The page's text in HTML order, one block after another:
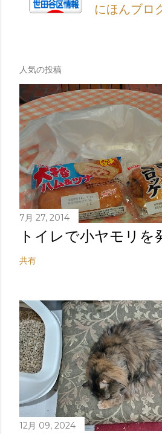
にほんブロ
人気の投稿
7月 27, 2014
トイレで小ヤモリを
共有
12月 09, 2024